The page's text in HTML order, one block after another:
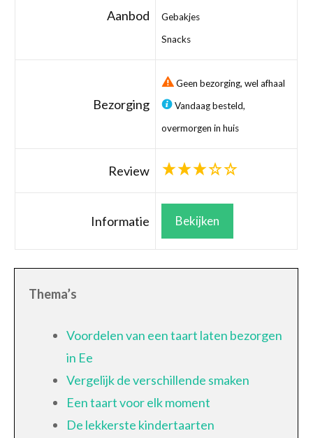
Aanbod
Gebakjes
Snacks
Bezorging
Geen bezorging, wel afhaal
Vandaag besteld,
overmorgen in huis
Review
Informatie Bekijken
Thema’s
Voordelen van een taart laten bezorgen
in Ee
Vergelijk de verschillende smaken
Een taart voor elk moment
De lekkerste kindertaarten